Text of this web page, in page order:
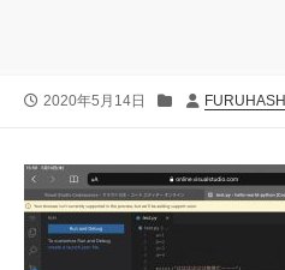
公
2020年5月14日
リ
ー
投
FURUHASHI